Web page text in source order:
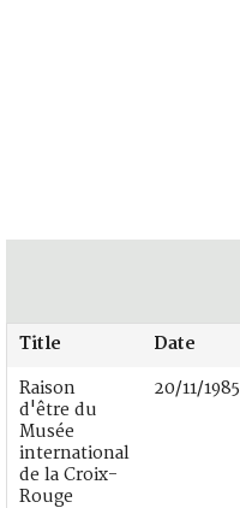
Title Date
Raison
d'être du
Musée
international
de la Croix-
Rouge
20/11/1985